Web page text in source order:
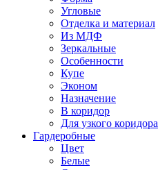
Угловые
Отделка и материал
Из МДФ
Зеркальные
Особенности
Купе
Эконом
Назначение
В коридор
Для узкого коридора
Гардеробные
Цвет
Белые